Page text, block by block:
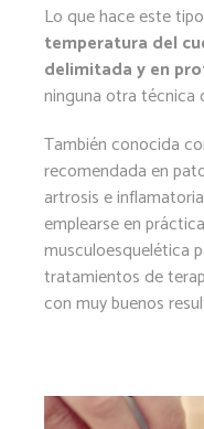
Lo que hace este
temperatura del
delimitada y en
ninguna otra técnica
También conocida
recomendada en
artrosis e
emplearse en
musculoesquelética
tratamientos de
con muy buenos